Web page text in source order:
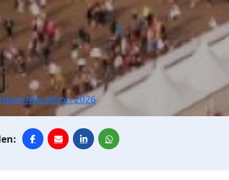
Marathon 2026